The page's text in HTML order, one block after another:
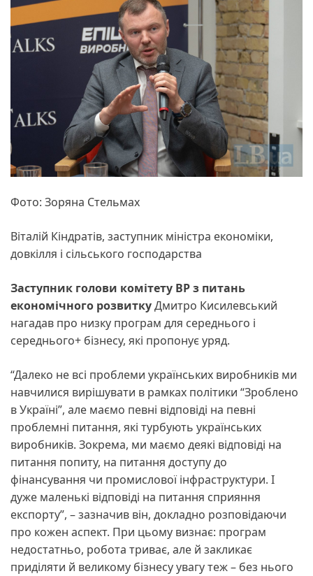
Фото: Зоряна Стельмах
Віталій Кіндратів, заступник міністра економіки,
довкілля і сільського господарства
Заступник голови комітету ВР з питань
економічного розвиткуДмитро Кисилевський
нагадав про низку програм для середнього і
середнього+ бізнесу, які пропонує уряд.
“Далеко не всі проблеми українських виробників ми
навчилися вирішувати в рамках політики “Зроблено
в Україні”, але маємо певні відповіді на певні
проблемні питання, які турбують українських
виробників. Зокрема, ми маємо деякі відповіді на
питання попиту, на питання доступу до
фінансування чи промислової інфраструктури. І
дуже маленькі відповіді на питання сприяння
експорту”, – зазначив він, докладно розповідаючи
про кожен аспект. При цьому визнає: програм
недостатньо, робота триває, але й закликає
приділяти й великому бізнесу увагу теж – без нього